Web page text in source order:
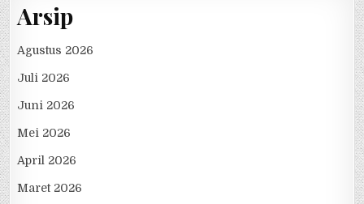
Arsip
Agustus 2026
Juli 2026
Juni 2026
Mei 2026
April 2026
Maret 2026